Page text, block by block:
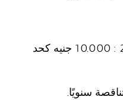
قيمة التمويل: من 2000 : 10.000 جنيه كحد